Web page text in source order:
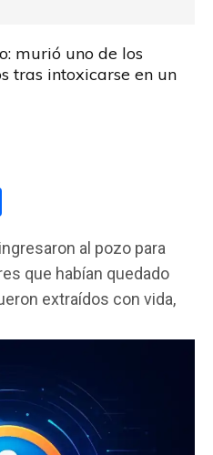
murió uno de los
tras intoxicarse en un
m
p
tir
al pozo para
que habían quedado
extraídos con vida,